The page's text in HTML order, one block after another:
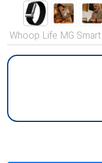
Whoop Life MG